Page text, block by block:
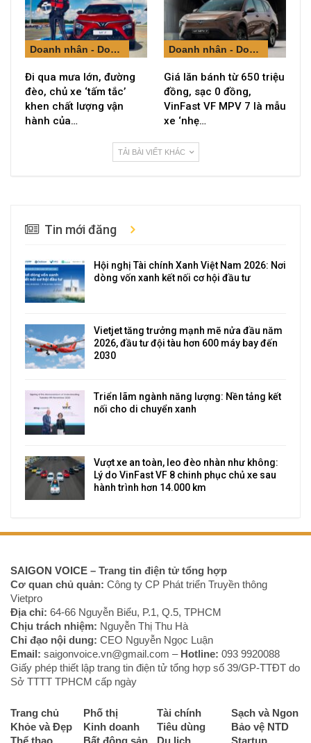
Doanh nhân - Doanh nghiệp
Đi qua mưa lớn, đường
đèo, chủ xe ‘tấm tắc’
khen chất lượng vận
hành của…
Doanh nhân - Doanh nghiệp
Giá lăn bánh từ 650 triệu
đồng, sạc 0 đồng,
VinFast VF MPV 7 là mẫu
xe ‘nhẹ…
TẢI BÀI VIẾT KHÁC
Tin mới đăng
Hội nghị Tài chính Xanh Việt Nam 2026: Nơi
dòng vốn xanh kết nối cơ hội đầu tư
Vietjet tăng trưởng mạnh mẽ nửa đầu năm
2026, đầu tư đội tàu hơn 600 máy bay đến
2030
Triển lãm ngành năng lượng: Nền tảng kết
nối cho di chuyển xanh
Vượt xe an toàn, leo đèo nhàn như không:
Lý do VinFast VF 8 chinh phục chủ xe sau
hành trình hơn 14.000 km
SAIGON VOICE – Trang tin điện tử tổng hợp
Cơ quan chủ quản: Công ty CP Phát triển Truyền thông
Vietpro
Địa chỉ: 64-66 Nguyễn Biểu, P.1, Q.5, TPHCM
Chịu trách nhiệm: Nguyễn Thị Thu Hà
Chỉ đạo nội dung: CEO Nguyễn Ngọc Luận
Email: saigonvoice.vn@gmail.com – Hotline: 093 9920088‬
Giấy phép thiết lập trang tin điện tử tổng hợp số 39/GP-TTĐT do
Sở TTTT TPHCM cấp ngày
Trang chủ Phố thị Tài chính
Sạch và Ngon
Khỏe và Đẹp
Kinh doanh Tiêu dùng
Bảo vệ NTD